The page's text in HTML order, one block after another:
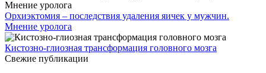
Орхиэктомия – последствия удаления яичек у мужчин.
Мнение уролога
Кистозно-глиозная трансформация головного мозга
Свежие публикации